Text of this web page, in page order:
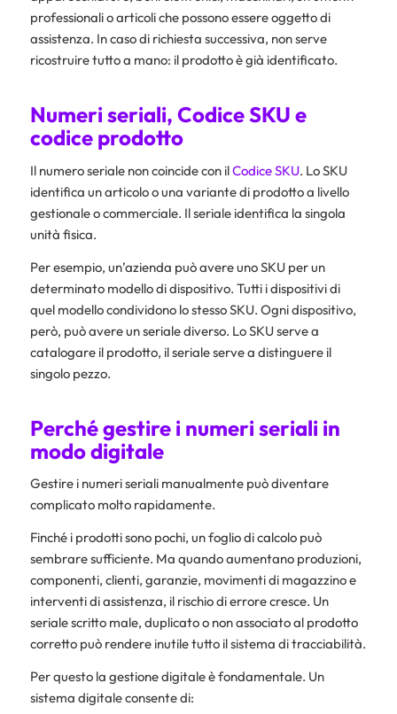
professionali o articoli che possono essere oggetto di
assistenza. In caso di richiesta successiva, non serve
ricostruire tutto a mano: il prodotto è già identificato.
Numeri seriali, Codice SKU e
codice prodotto
Il numero seriale non coincide con ilCodice SKU. Lo SKU
identifica un articolo o una variante di prodotto a livello
gestionale o commerciale. Il seriale identifica la singola
unità fisica.
Per esempio, un’azienda può avere uno SKU per un
determinato modello di dispositivo. Tutti i dispositivi di
quel modello condividono lo stesso SKU. Ogni dispositivo,
però, può avere un seriale diverso. Lo SKU serve a
catalogare il prodotto, il seriale serve a distinguere il
singolo pezzo.
Perché gestire i numeri seriali in
modo digitale
Gestire i numeri seriali manualmente può diventare
complicato molto rapidamente.
Finché i prodotti sono pochi, un foglio di calcolo può
sembrare sufficiente. Ma quando aumentano produzioni,
componenti, clienti, garanzie, movimenti di magazzino e
interventi di assistenza, il rischio di errore cresce. Un
seriale scritto male, duplicato o non associato al prodotto
corretto può rendere inutile tutto il sistema di tracciabilità.
Per questo la gestione digitale è fondamentale. Un
sistema digitale consente di: